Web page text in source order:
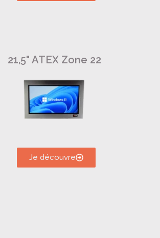
21,5" ATEX Zone 22
Je découvre